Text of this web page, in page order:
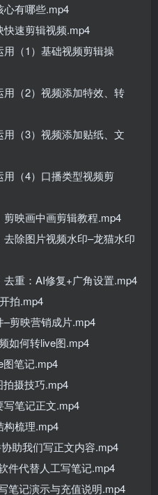
心有哪些.mp4
快速剪辑视频.mp4
用（1）基础视频剪辑操
用（2）视频添加特效、转
用（3）视频添加贴纸、文
用（4）口播类型视频剪
剪映画中画剪辑教程.mp4
去除图片视频水印–龙猫水印
去重：AI修复+广角设置.mp4
拍.mp4
–剪映营销成片.mp4
如何转live图.mp4
图笔记.mp4
拍摄技巧.mp4
写笔记正文.mp4
构梳理.mp4
助我们写正文内容.mp4
件代替人工写笔记.mp4
笔记演示与充值说明.mp4